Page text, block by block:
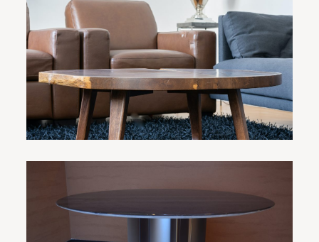
桌子如何保养不易损坏？
1、当桌子使用的时间比较久了后，是要进行保养工作
的，[…]
现代简约风格的餐厅配哪种颜色
桌子